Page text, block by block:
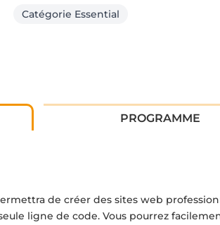
Catégorie Essential
PROGRAMME
de créer des sites web
ligne de code. Vous pourrez